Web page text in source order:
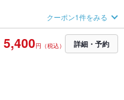
クーポン1件をみる
5,400円（税込） 詳細・予約